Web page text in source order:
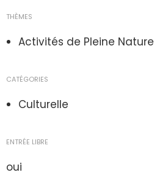
THÈMES
Activités de Pleine Nature
CATÉGORIES
Culturelle
ENTRÉE LIBRE
oui